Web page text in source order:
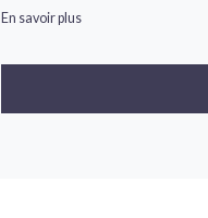
En savoir plus